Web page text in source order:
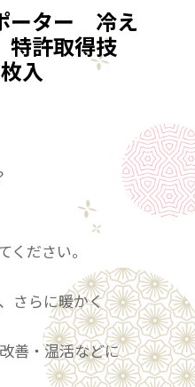
ーター 冷え
許取得技
入
ださい。
さらに暖かく
善・温活などに